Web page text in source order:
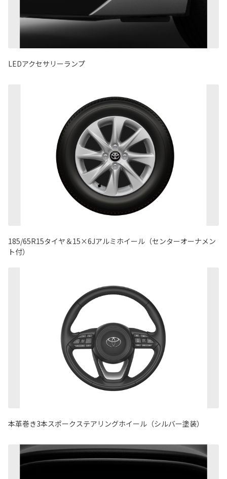
LEDアクセサリーランプ
185/65R15タイヤ＆15×6Jアルミホイール（センターオーナメン
ト付）
本革巻き3本スポークステアリングホイール（シルバー塗装）